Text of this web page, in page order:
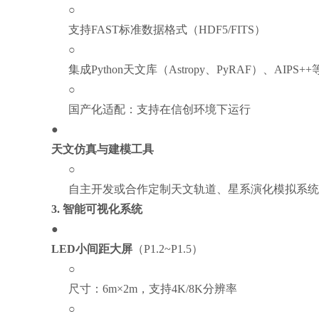
○
支持FAST标准数据格式（HDF5/FITS）
○
集成Python天文库（Astropy、PyRAF）、AIPS++
○
国产化适配：支持在信创环境下运行
●
天文仿真与建模工具
○
自主开发或合作定制天文轨道、星系演化模拟系统
3. 智能可视化系统
●
LED小间距大屏 （P1.2~P1.5）
○
尺寸：6m×2m，支持4K/8K分辨率
○